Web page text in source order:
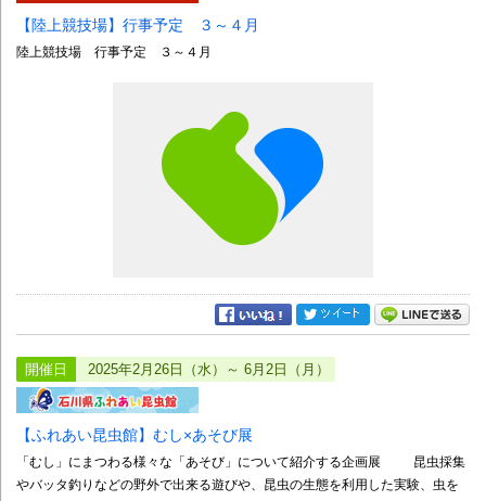
【陸上競技場】行事予定 ３～４月
陸上競技場 行事予定 ３～４月
開催日 2025年2月26日（水）～ 6月2日（月）
【ふれあい昆虫館】むし×あそび展
「むし」にまつわる様々な「あそび」について紹介する企画展 昆虫採集
やバッタ釣りなどの野外で出来る遊びや、昆虫の生態を利用した実験、虫を